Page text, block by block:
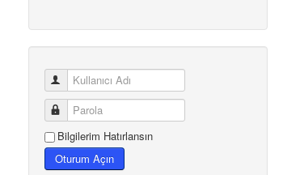
Bilgilerim Hatırlansın
Oturum Açın